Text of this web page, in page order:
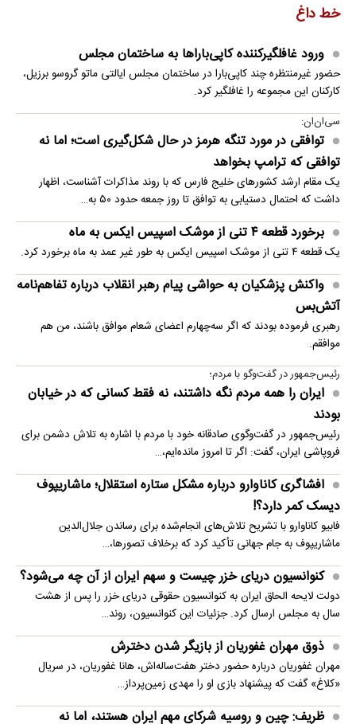
خط داغ
ورود غافلگیرکننده کاپی‌باراها به ساختمان مجلس
حضور غیرمنتظره چند کاپی‌بارا در ساختمان مجلس ایالتی ماتو گروسو برزیل،
کارکنان این مجموعه را غافلگیر کرد.
سی‌ان‌ان:
توافقی در مورد تنگه هرمز در حال شکل‌گیری است؛ اما نه
توافقی که ترامپ بخواهد
یک مقام ارشد کشورهای خلیج فارس که با روند مذاکرات آشناست، اظهار
داشت که احتمال دستیابی به توافق تا روز جمعه حدود ۵۰ به…
برخورد قطعه ۴ تنی از موشک اسپیس ایکس به ماه
یک قطعه ۴ تنی از موشک اسپیس ایکس به طور غیر عمد به ماه برخورد کرد.
واکنش پزشکیان به حواشی پیام رهبر انقلاب درباره تفاهم‌نامه
آتش‌بس
رهبری فرموده بودند که اگر سه‌چهارم اعضای شعام موافق باشند، من هم
موافقم.
رئیس‌جمهور در گفت‌وگو با مردم؛
ایران را همه مردم نگه داشتند، نه فقط کسانی که در خیابان
بودند
رئیس‌جمهور در گفت‌وگوی صادقانه خود با مردم با اشاره به تلاش دشمن برای
فروپاشی ایران، گفت: اگر تا امروز مانده‌ایم،…
افشاگری کاناوارو درباره مشکل ستاره استقلال؛ ماشاریپوف
دیسک کمر دارد؟!
فابیو کاناوارو با تشریح تلاش‌های انجام‌شده برای رساندن جلال‌الدین
ماشاریپوف به جام جهانی تأکید کرد که برخلاف تصورها،…
کنوانسیون دریای خزر چیست و سهم ایران از آن چه می‌شود؟
دولت لایحه الحاق ایران به کنوانسیون حقوقی دریای خزر را پس از هشت
سال به مجلس ارسال کرد. جزئیات این کنوانسیون، روند…
ذوق مهران غفوریان از بازیگر شدن دخترش
مهران غفوریان درباره حضور دختر هفت‌ساله‌اش، هانا غفوریان، در سریال
«کلاغ» گفت که پیشنهاد بازی او را مهدی زمین‌پرداز…
ظریف: چین و روسیه شرکای مهم ایران هستند، اما نه